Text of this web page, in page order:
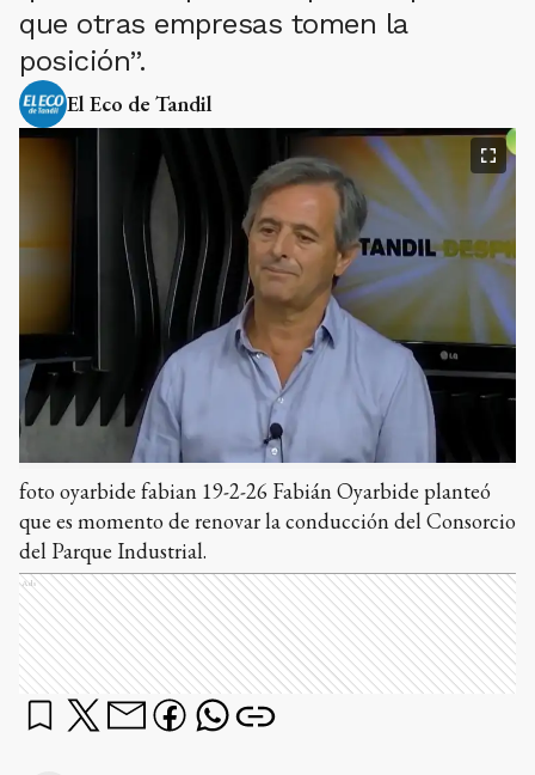
que otras empresas tomen la
posición”.
El Eco de Tandil
foto oyarbide fabian 19-2-26 Fabián Oyarbide planteó
que es momento de renovar la conducción del Consorcio
del Parque Industrial.
Ads